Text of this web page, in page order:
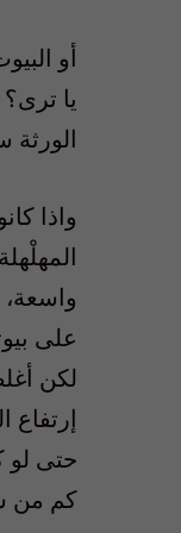
أو
يا
الورثة
واذا
على
لكن
إرتفاع
حتى لو
كم من